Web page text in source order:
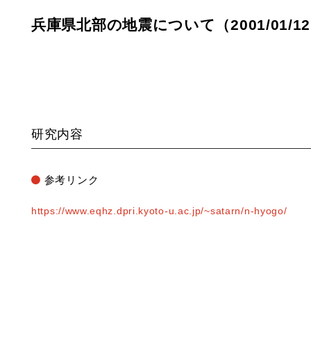
兵庫県北部の地震について（2001/01/
研究内容
参考リンク
https://www.eqhz.dpri.kyoto-u.ac.jp/~satarn/n-hyogo/